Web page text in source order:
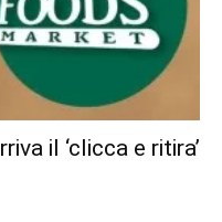
il ‘clicca e ritira’